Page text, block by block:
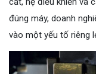
đúng máy, doanh
vào một yếu tố riêng